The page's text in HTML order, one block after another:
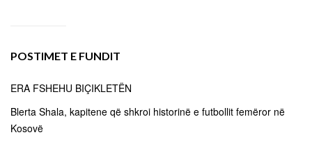
POSTIMET E FUNDIT
ERA FSHEHU BIÇIKLETËN
Blerta Shala, kapitene që shkroi historinë e futbollit femëror në
Kosovë